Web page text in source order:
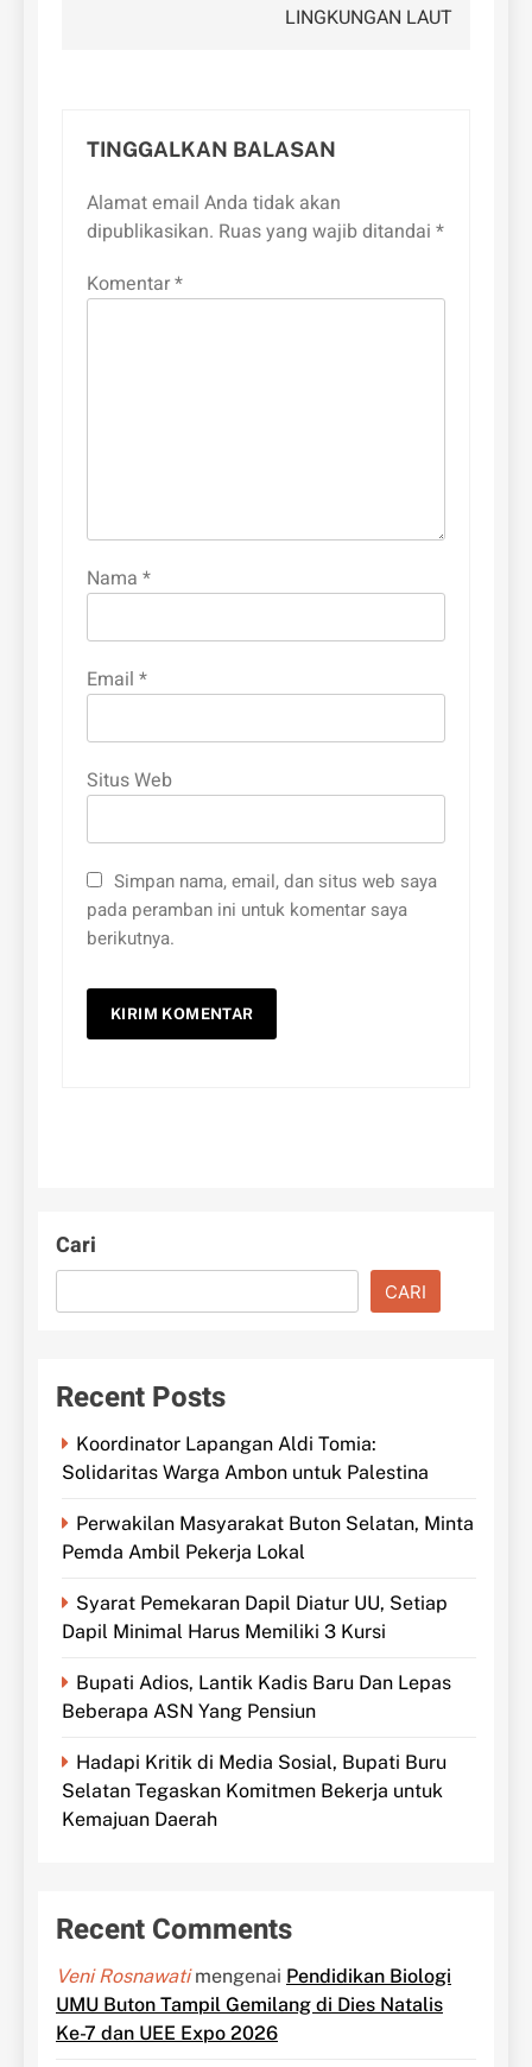
LINGKUNGAN LAUT
TINGGALKAN BALASAN
Alamat email Anda tidak akan
dipublikasikan. Ruas yang wajib ditandai *
Komentar*
Nama *
Email *
Situs Web
Simpan nama, email, dan situs web saya
pada peramban ini untuk komentar saya
berikutnya.
Cari
CARI
Recent Posts
Koordinator Lapangan Aldi Tomia:
Solidaritas Warga Ambon untuk Palestina
Perwakilan Masyarakat Buton Selatan, Minta
Pemda Ambil Pekerja Lokal
Syarat Pemekaran Dapil Diatur UU, Setiap
Dapil Minimal Harus Memiliki 3 Kursi
Bupati Adios, Lantik Kadis Baru Dan Lepas
Beberapa ASN Yang Pensiun
Hadapi Kritik di Media Sosial, Bupati Buru
Selatan Tegaskan Komitmen Bekerja untuk
Kemajuan Daerah
Recent Comments
Veni Rosnawatimengenai Pendidikan Biologi
UMU Buton Tampil Gemilang di Dies Natalis
Ke-7 dan UEE Expo 2026